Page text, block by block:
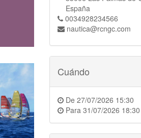
España
0034928234566
nautica@rcngc.com
Cuándo
De 27/07/2026 15:30
Para 31/07/2026 18:30